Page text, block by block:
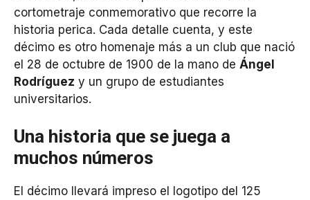
cortometraje conmemorativo que recorre la
historia perica. Cada detalle cuenta, y este
décimo es otro homenaje más a un club que nació
el 28 de octubre de 1900 de la mano de Ángel
Rodríguez y un grupo de estudiantes
universitarios.
Una historia que se juega a
muchos números
El décimo llevará impreso el logotipo del 125